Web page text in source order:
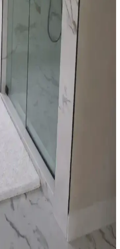
Avize Seçimi ve
seçimi ve yerleşimi, ışık rengi,
önerileriyle işlevsel ve estetik
ve Siyah Dolap Seçiminin
mekanın aydınlığı, temizlik
Beyaz dolaplar ferah ve
ancak temizlik gerektirir. Duvar
Renk, Mobilya ve
Yöntemleri
renk seçimi, mobilya düzeni,
hem estetik hem fonksiyonel bir
Siyah ve Beyaz Renklerin